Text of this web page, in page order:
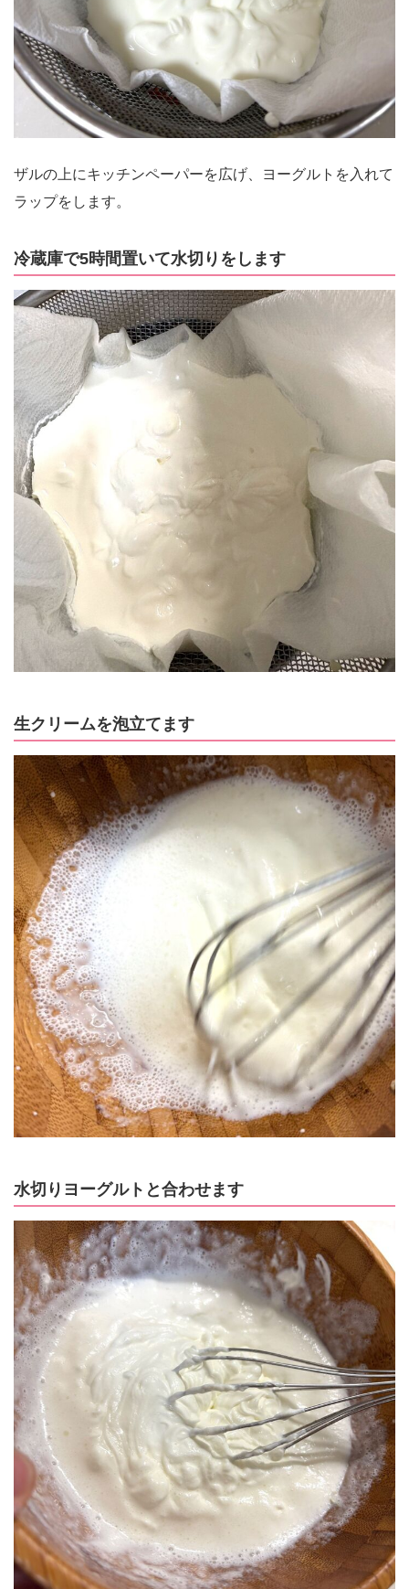
ザルの上にキッチンペーパーを広げ、ヨーグルトを入れて
ラップをします。
冷蔵庫で5時間置いて水切りをします
生クリームを泡立てます
水切りヨーグルトと合わせます